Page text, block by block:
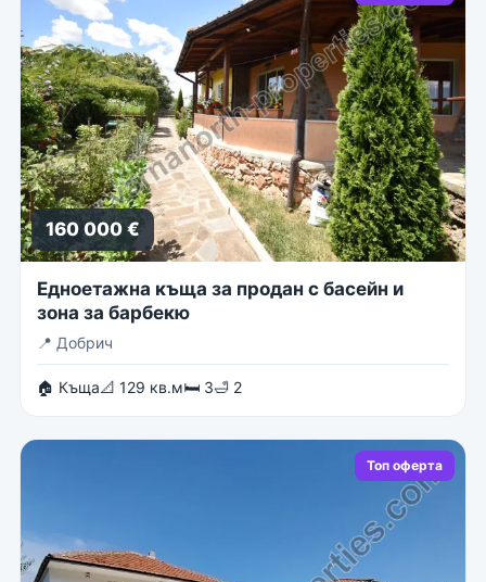
160 000 €
Едноетажна къща за продан с басейн и
зона за барбекю
📍 Добрич
🏠 Къща📐 129 кв.м🛏 3🛁 2
Топ оферта